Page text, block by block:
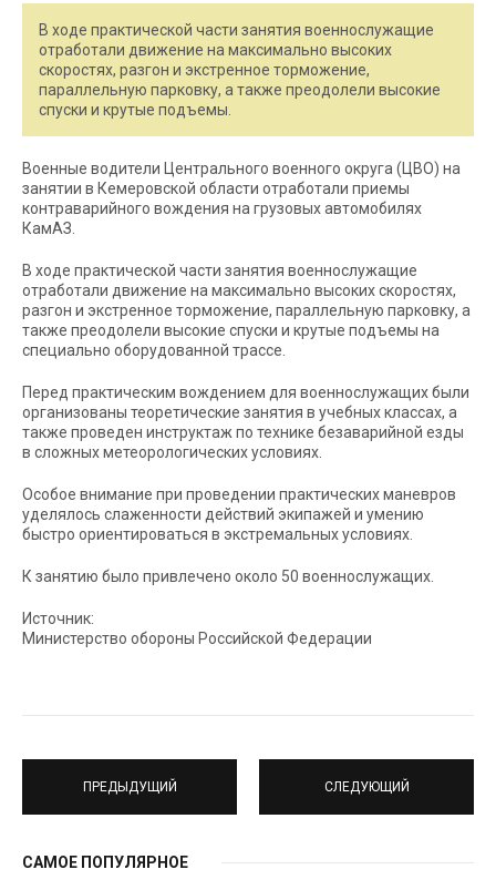
В ходе практической части занятия военнослужащие
отработали движение на максимально высоких
скоростях, разгон и экстренное торможение,
параллельную парковку, а также преодолели высокие
спуски и крутые подъемы.
Военные водители Центрального военного округа (ЦВО) на
занятии в Кемеровской области отработали приемы
контраварийного вождения на грузовых автомобилях
КамАЗ.
В ходе практической части занятия военнослужащие
отработали движение на максимально высоких скоростях,
разгон и экстренное торможение, параллельную парковку, а
также преодолели высокие спуски и крутые подъемы на
специально оборудованной трассе.
Перед практическим вождением для военнослужащих были
организованы теоретические занятия в учебных классах, а
также проведен инструктаж по технике безаварийной езды
в сложных метеорологических условиях.
Особое внимание при проведении практических маневров
уделялось слаженности действий экипажей и умению
быстро ориентироваться в экстремальных условиях.
К занятию было привлечено около 50 военнослужащих.
Источник:
Министерство обороны Российской Федерации
ПРЕДЫДУЩИЙ СЛЕДУЮЩИЙ
САМОЕ ПОПУЛЯРНОЕ